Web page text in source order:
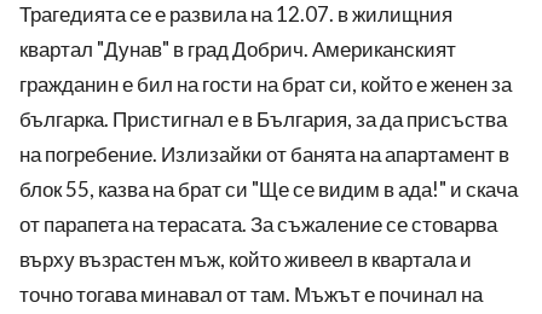
Трагедията се е развила на 12.07. в жилищния
квартал "Дунав" в град Добрич. Американският
гражданин е бил на гости на брат си, който е женен за
българка. Пристигнал е в България, за да присъства
на погребение. Излизайки от банята на апартамент в
блок 55, казва на брат си "Ще се видим в ада!" и скача
от парапета на терасата. За съжаление се стоварва
върху възрастен мъж, който живеел в квартала и
точно тогава минавал от там. Мъжът е починал на